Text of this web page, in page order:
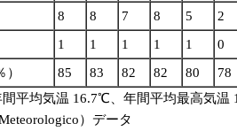
8 8 7 8 5 2
1 1 1 1 1 0
85 83 82 82 80 78
平均気温 16.7℃、年間平均最高気
）データ